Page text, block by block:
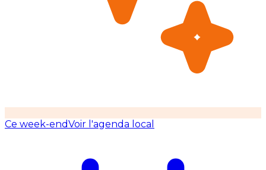
Ce week-endVoir l'agenda local